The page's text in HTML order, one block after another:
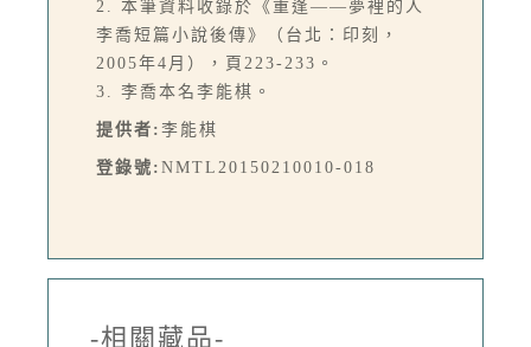
2. 本筆資料收錄於《重逢——夢裡的人
李喬短篇小說後傳》（台北：印刻，
2005年4月），頁223-233。
3. 李喬本名李能棋。
提供者: 李能棋
登錄號: NMTL20150210010-018
-相關藏品-